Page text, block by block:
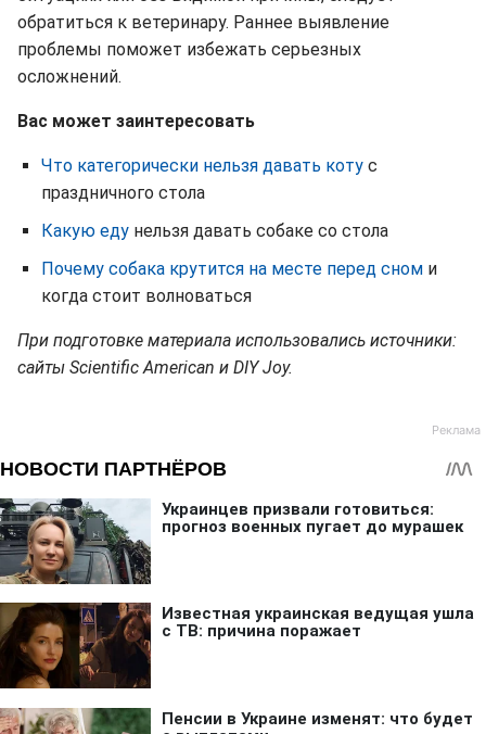
обратиться к ветеринару. Раннее выявление
проблемы поможет избежать серьезных
осложнений.
Вас может заинтересовать
Что категорически нельзя давать коту с
праздничного стола
Какую еду нельзя давать собаке со стола
Почему собака крутится на месте перед сном и
когда стоит волноваться
При подготовке материала использовались источники:
сайты Scientific American и DIY Joy.